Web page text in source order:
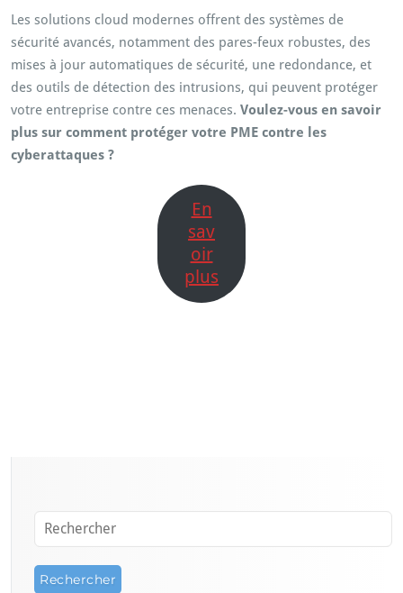
Les solutions cloud modernes offrent des systèmes de
sécurité avancés, notamment des pares-feux robustes, des
mises à jour automatiques de sécurité, une redondance, et
des outils de détection des intrusions, qui peuvent protéger
votre entreprise contre ces menaces. Voulez-vous en savoir
plus sur comment protéger votre PME contre les
cyberattaques ?
En
sav
oir
plus